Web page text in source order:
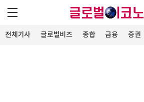
전체기사 글로벌비즈 종합 금융 증권